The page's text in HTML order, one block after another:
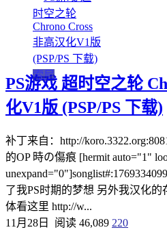
索尼
PS游戏 超时空之轮
化V1版 (PSP/PS 下载)
补丁来自：http://
的OP 時の傷痕 [hermit auto="1"
了我PS时期的梦想 另外我汉化
体看这里 http://w...
11月28日
阅读 46,089 220